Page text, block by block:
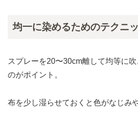
均一に染めるためのテクニ
スプレーを20〜30cm離して均等に
のがポイント。
布を少し湿らせておくと色がなじみ